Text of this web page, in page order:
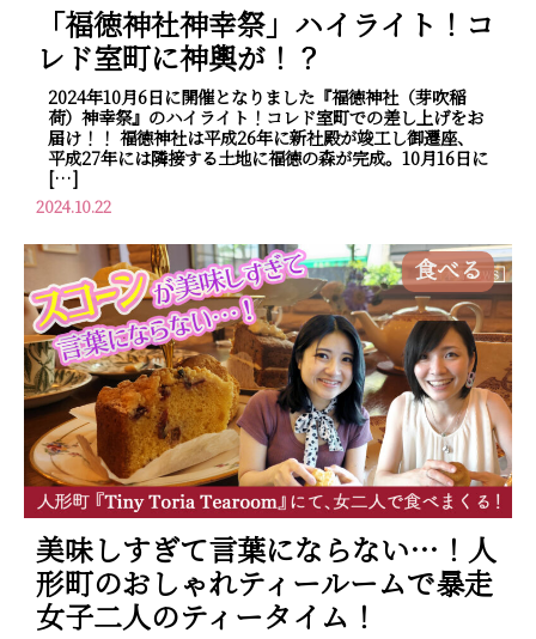
「福徳神社神幸祭」ハイライト！コ
レド室町に神輿が！？
2024年10月6日に開催となりました『福徳神社（芽吹稲
荷）神幸祭』のハイライト！コレド室町での差し上げをお
届け！！ 福徳神社は平成26年に新社殿が竣工し御遷座、
平成27年には隣接する土地に福徳の森が完成。10月16日に
[…]
2024.10.22
食べる
美味しすぎて言葉にならない…！人
形町のおしゃれティールームで暴走
女子二人のティータイム！